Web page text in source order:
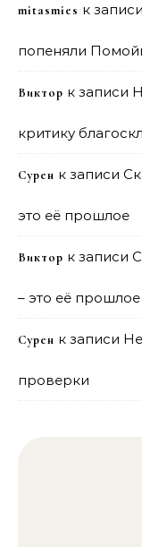
mitasmies к записи
попеняли
Виктор к записи
критику
Сурен к записи
это её прошлое
Виктор к записи
– это её прошлое
Сурен к записи
проверки